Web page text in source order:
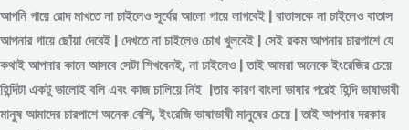
আপনি গায়ে রোদ মাখতে না চাইলেও সূর্যের আলো গায়ে লাগবেই | বাতাসকে না চাইলেও বাতাস
আপনার গায়ে ছোঁয়া দেবেই | দেখতে না চাইলেও চোখ খুলবেই | সেই রকম আপনার চারপাশে যে
কথাই আপনার কানে আসবে সেটা শিখবেনই, না চাইলেও | তাই আমরা অনেকে ইংরেজির চেয়ে
হিন্দিটা একটু ভালোই বলি এবং কাজ চালিয়ে নিই |তার কারণ বাংলা ভাষার পরেই হিন্দি ভাষাভাষী
মানুষ আমাদের চারপাশে অনেক বেশি, ইংরেজি ভাষাভাষী মানুষের চেয়ে | তাই আপনার দরকার